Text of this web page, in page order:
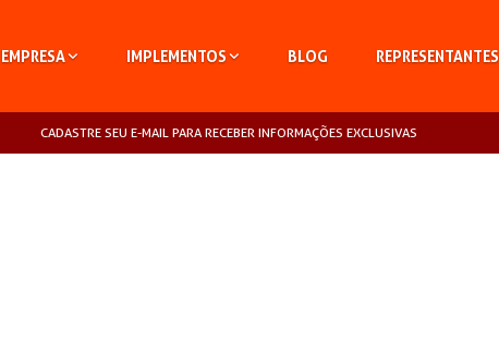
EMPRESA IMPLEMENTOS BLOG REPRESENTANTES
CADASTRE SEU E-MAIL PARA RECEBER INFORMAÇÕES EXCLUSIVAS